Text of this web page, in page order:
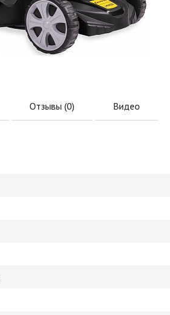
Отзывы (0) Видео